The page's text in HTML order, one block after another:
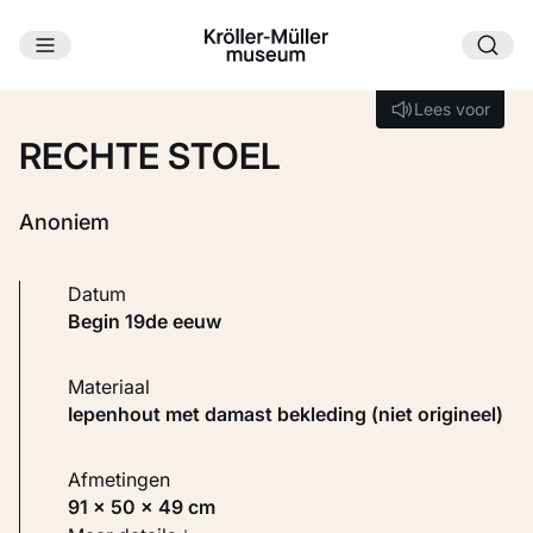
Ga naar hoofdinhoud
Lees voor
Lees voor
RECHTE STOEL
Anoniem
Datum
begin 19de eeuw
Materiaal
Iepenhout met damast bekleding (niet origineel)
Afmetingen
91 × 50 × 49 cm